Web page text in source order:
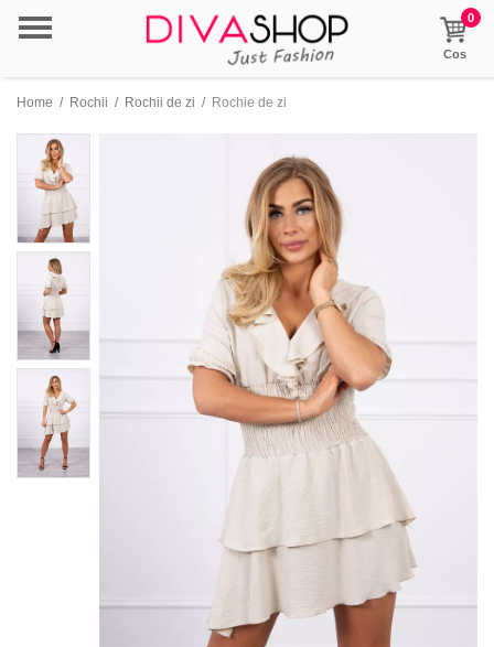
0
Cos
Home / Rochii / Rochii de zi / Rochie de zi